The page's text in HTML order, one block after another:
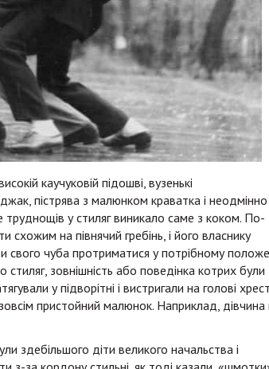
каучуковій підошві, вузенькі
пістрява з малюнком краватка і неодмінно
труднощів у стиляг виникало саме з коком. По-
схожим на півнячий гребінь, і його власнику
свого чуба протриматися у потрібному
зовнішність або поведінка котрих були
у підворітні і вистригали на голові
пристойний малюнок. Наприклад, дівчина
здебільшого діти великого начальства і